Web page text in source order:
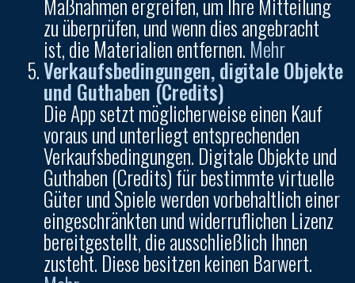
Maßnahmen ergreifen, um Ihre Mitteilung
zu überprüfen, und wenn dies angebracht
ist, die Materialien entfernen. Mehr
Verkaufsbedingungen, digitale Objekte
und Guthaben (Credits)
Die App setzt möglicherweise einen Kauf
voraus und unterliegt entsprechenden
Verkaufsbedingungen. Digitale Objekte und
Guthaben (Credits) für bestimmte virtuelle
Güter und Spiele werden vorbehaltlich einer
eingeschränkten und widerruflichen Lizenz
bereitgestellt, die ausschließlich Ihnen
zusteht. Diese besitzen keinen Barwert.